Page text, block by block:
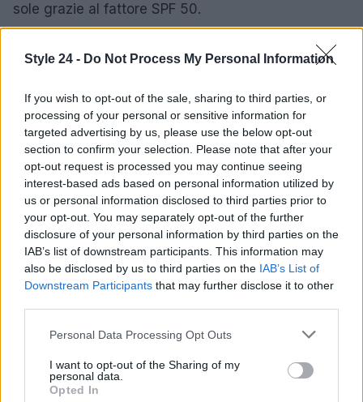
Style 24 - Do Not Process My Personal Information
If you wish to opt-out of the sale, sharing to third parties, or
processing of your personal or sensitive information for
targeted advertising by us, please use the below opt-out
section to confirm your selection. Please note that after your
opt-out request is processed you may continue seeing
interest-based ads based on personal information utilized by
us or personal information disclosed to third parties prior to
your opt-out. You may separately opt-out of the further
disclosure of your personal information by third parties on the
IAB’s list of downstream participants. This information may
also be disclosed by us to third parties on the IAB’s List of
Downstream Participants that may further disclose it to other
Please note that this website/app uses one or more Google
not limited to your visit or usage behaviour. You may click to
grant or deny consent to Google and its third-party tags to
use your data for below specified purposes in below Google
Personal Data Processing Opt Outs
I want to opt-out of the Sharing of my
personal data.
Opted In
sole grazie al fattore SPF 50.
agisce contro le macchie e i segni del tempo, con
una formula innovativa che contiene Tecnologia
Alfa [3R], 5% di niacinamide e filtro solare SPF 30.
Corregge tutte le tipologie di macchie già presenti
sul viso e previene la comparsa di nuove macchie
scure. Protegge dal fotoinvecchiamento, leviga,
uniforma e illumina la pelle.
Infine, laBreakout Control Blemish Treatment
Kiehl’sè una crema che agisce sui brufoli e sui
segni che lasciano sulla pelle. Contiene acido
salicilico e corteccia di pino, è leggera e si assorbe
in fretta, garantendo una pelle uniforme, morbida e
sensibili.